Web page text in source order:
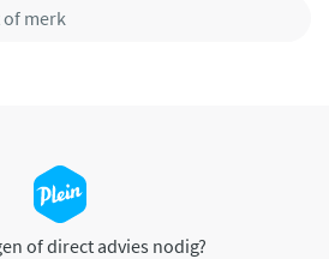
of direct advies nodig?